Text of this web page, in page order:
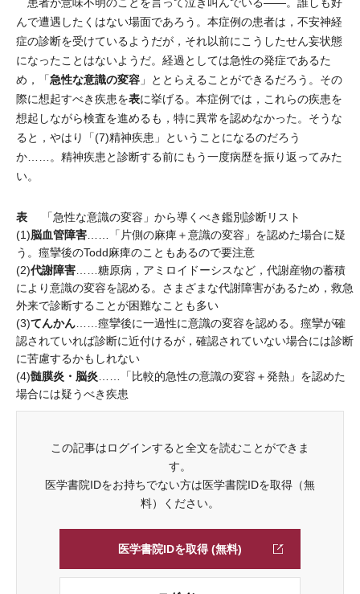
んで遭遇したくはない場面であろう。本症例の患者は，不安神経
症の診断を受けているようだが，それ以前にこうしたせん妄状態
になったことはないようだ。経過としては急性の発症であるた
め，「急性な意識の変容 」ととらえることができるだろう。その
際に想起すべき疾患を表に挙げる。本症例では，これらの疾患を
想起しながら検査を進めるも，特に異常を認めなかった。そうな
ると，やはり「(7)精神疾患」ということになるのだろう
か……。精神疾患と診断する前にもう一度病歴を振り返ってみた
い。
表 「急性な意識の変容」から導くべき鑑別診断リスト
(1)脳血管障害 ……「片側の麻痺＋意識の変容」を認めた場合に疑
う。痙攣後のTodd麻痺のこともあるので要注意
(2)代謝障害 ……糖原病，アミロイドーシスなど，代謝産物の蓄積
により意識の変容を認める。さまざまな代謝障害があるため，救急
外来で診断することが困難なことも多い
(3)てんかん ……痙攣後に一過性に意識の変容を認める。痙攣が確
認されていれば診断に近付けるが，確認されていない場合には診断
に苦慮するかもしれない
(4)髄膜炎・脳炎 ……「比較的急性の意識の変容＋発熱」を認めた
場合には疑うべき疾患
この記事はログインすると全文を読むことができま
す。
医学書院IDをお持ちでない方は医学書院IDを取得（無
料）ください。
医学書院IDを取得 (無料)